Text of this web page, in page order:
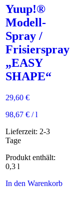
Yuup!®
Modell-
Spray /
Frisierspray
„EASY
SHAPE“
29,60 €
98,67 €/l
Lieferzeit: 2-3
Tage
Produkt enthält:
0,3 l
In den Warenkorb